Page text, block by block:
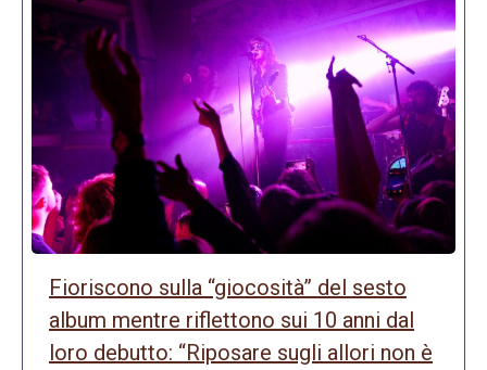
Fioriscono sulla “giocosità” del sesto
album mentre riflettono sui 10 anni dal
loro debutto: “Riposare sugli allori non è